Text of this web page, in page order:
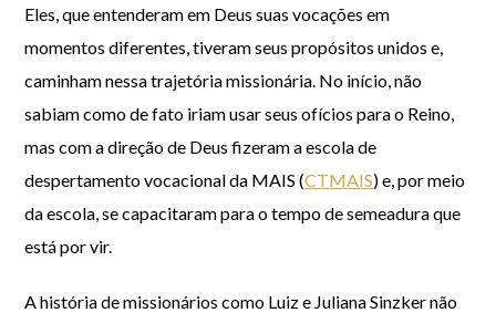
Eles, que entenderam em Deus suas vocações em
momentos diferentes, tiveram seus propósitos unidos e,
caminham nessa trajetória missionária. No início, não
sabiam como de fato iriam usar seus ofícios para o Reino,
mas com a direção de Deus fizeram a escola de
despertamento vocacional da MAIS (CTMAIS) e, por meio
da escola, se capacitaram para o tempo de semeadura que
está por vir.
A história de missionários como Luiz e Juliana Sinzker não